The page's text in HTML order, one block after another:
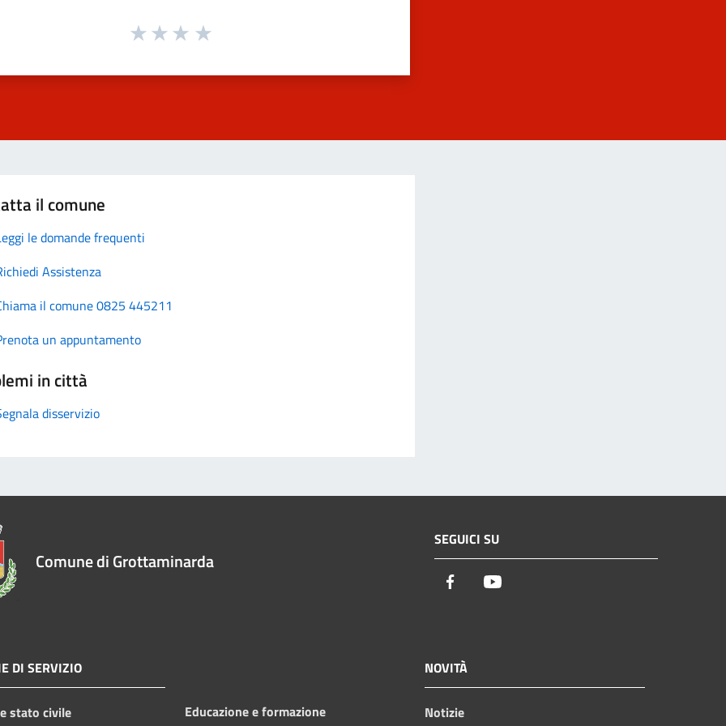
il comune
le domande frequenti
Assistenza
il comune 0825 445211
un appuntamento
in città
disservizio
Comune di Grottaminarda
SEGUICI SU
Facebook
DI SERVIZIO
stato civile
Educazione e formazione
NOVITÀ
Notizie